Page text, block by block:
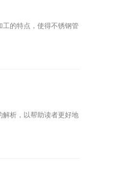
的特点，使得不锈钢管
解析，以帮助读者更好地